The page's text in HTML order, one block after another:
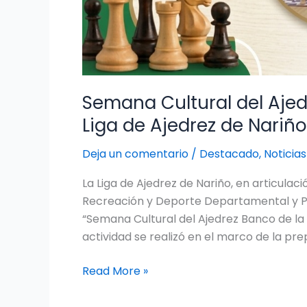
Semana Cultural del
Liga de Ajedrez de Nariño
Deja un comentario / Destacado, Noticias
La Liga de Ajedrez de Nariño, en
Recreación y Deporte Departamental y
“Semana Cultural del Ajedrez Banco de
actividad se realizó en el marco de la
Read More »